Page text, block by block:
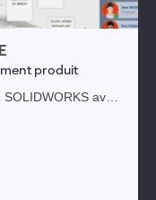
produit
avec